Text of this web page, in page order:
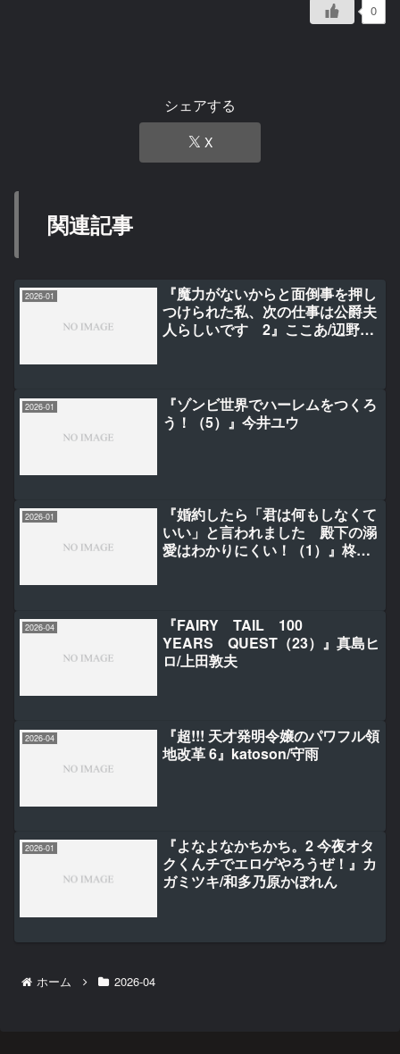
0
シェアする
X
関連記事
2026-01
『魔力がないからと面倒事を押し
つけられた私、次の仕事は公爵夫
人らしいです 2』ここあ/辺野夏
2026-01
『ゾンビ世界でハーレムをつくろ
う！（5）』今井ユウ
2026-01
『婚約したら「君は何もしなくて
いい」と言われました 殿下の溺
愛はわかりにくい！（1）』柊一
2026-04
『FAIRY TAIL 100
YEARS QUEST（23）』真島ヒ
ロ/上田敦夫
2026-04
『超!!! 天才発明令嬢のパワフル領
地改革 6』katoson/守雨
2026-01
『よなよなかちかち。2 今夜オタ
クくんチでエロゲやろうぜ！』カ
ガミツキ/和多乃原かぼれん
ホーム 2026-04